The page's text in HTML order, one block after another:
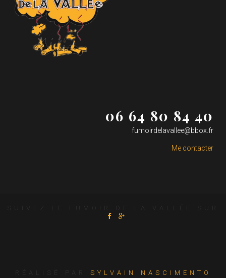
06 64 80 84 40
fumoirdelavallee@bbox.fr
Me contacter
SUIVEZ LE FUMOIR DE LA VALLÉE SUR
RÉALISÉ PAR SYLVAIN NASCIMENTO